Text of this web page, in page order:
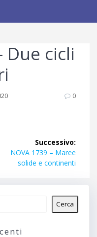
Due cicli
0
Successivo:
Articolo
successivo:
NOVA 1739 – Maree
solide e continenti
Cerca